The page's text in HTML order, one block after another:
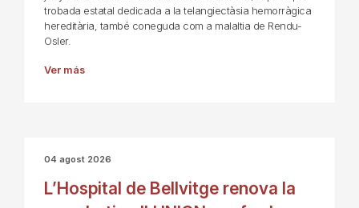
trobada estatal dedicada a la telangiectàsia hemorràgica
hereditària, també coneguda com a malaltia de Rendu-
Osler.
Ver más
04 agost 2026
L’Hospital de Bellvitge renova la